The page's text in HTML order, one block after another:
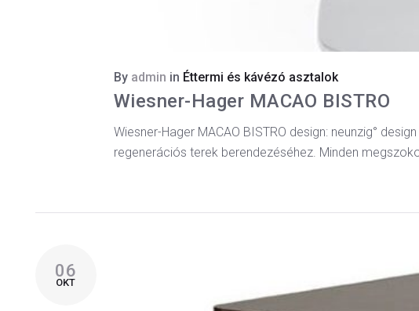
By admin in Éttermi és kávézó asztalok
Wiesner-Hager MACAO BISTRO
Wiesner-Hager MACAO BISTRO design: neunzig°
regenerációs terek berendezéséhez. Minden
06
OKT